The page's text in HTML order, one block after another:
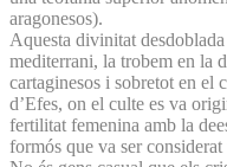
aragonesos).
Aquesta divinitat
mediterrani, la trobem en la
cartaginesos i sobretot en el
d’Efes, on el culte es va
fertilitat femenina amb la
formós que va ser